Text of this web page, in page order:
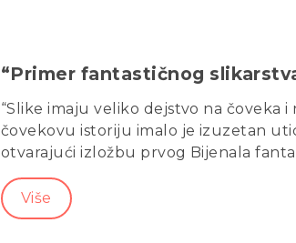
“Primer fantastičnog
“Slike imaju veliko dejstvo na čoveka
čovekovu istoriju imalo je izuzetan
otvarajući izložbu prvog Bijenala
Više